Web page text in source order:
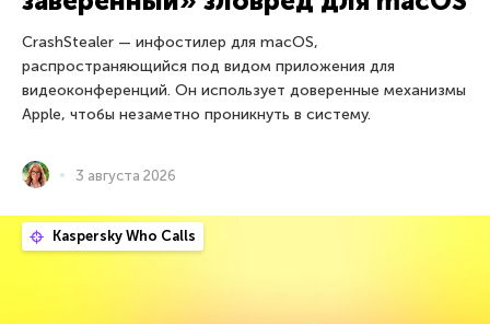
CrashStealer — инфостилер для macOS,
распространяющийся под видом приложения для
видеоконференций. Он использует доверенные механизмы
Apple, чтобы незаметно проникнуть в систему.
3 августа 2026
Kaspersky Who Calls